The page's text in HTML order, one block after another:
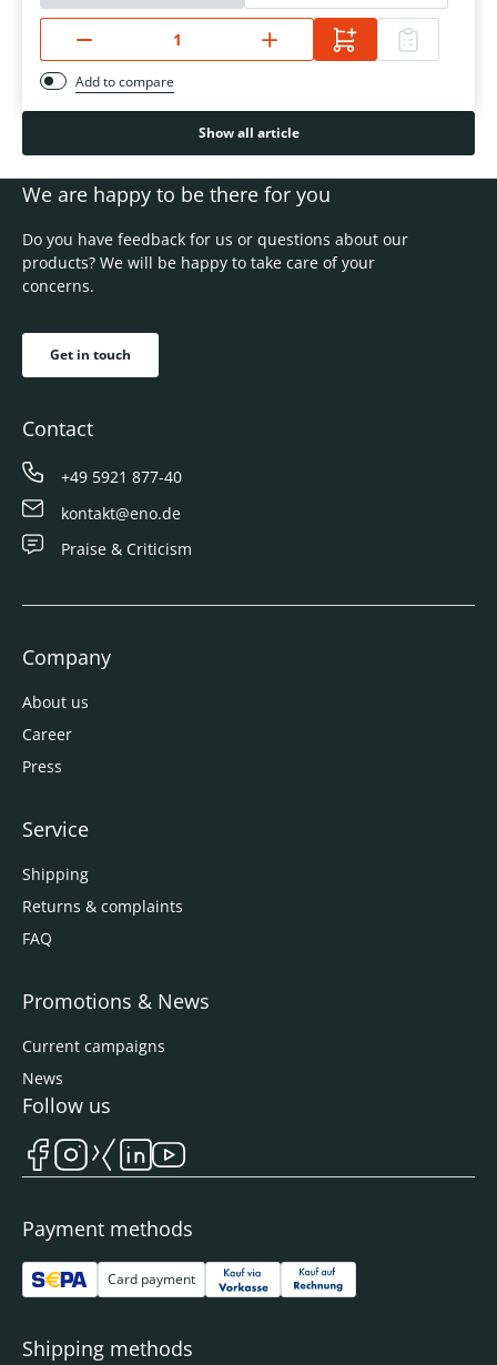
Add to compare
Show all article
We are happy to be there for you
Do you have feedback for us or questions about our
products? We will be happy to take care of your
concerns.
Get in touch
Contact
+49 5921 877-40
kontakt@eno.de
Praise & Criticism
Company
About us
Career
Press
Service
Shipping
Returns & complaints
FAQ
Promotions & News
Current campaigns
News
Payment methods
Card payment
Shipping methods
Follow us